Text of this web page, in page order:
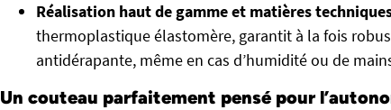
Réalisation haut de gamme et matières
thermoplastique élastomère, garantit à la fois
antidérapante, même en cas d’humidité ou de
Un couteau parfaitement pensé pour